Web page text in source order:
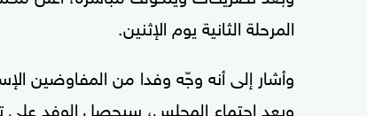
المرحلة الثانية يوم الإثنين.
وأشار إلى أنه وجّه وفدا من المفاوضين
وبعد اجتماع المجلس، سيحصل الوفد على